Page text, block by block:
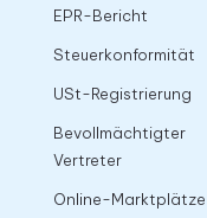
EPR-Bericht
Steuerkonformität
USt-Registrierung
Bevollmächtigter
Vertreter
Online-Marktplätze